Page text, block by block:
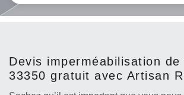
Devis imperméabilisation
33350 gratuit avec Artisan